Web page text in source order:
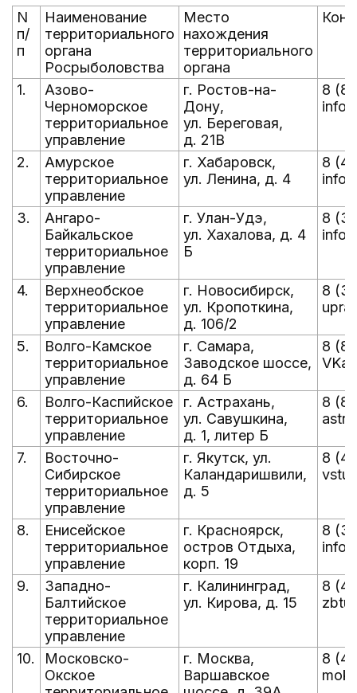
N
п/
п
Наименование
территориального
органа
Росрыболовства
Место
нахождения
территориального
органа
1.
Азово-
Черноморское
территориальное
управление
г. Ростов-на-
Дону,
ул. Береговая,
д. 21В
8
2.
Амурское
территориальное
управление
г. Хабаровск,
ул. Ленина, д. 4
8
3.
Ангаро-
Байкальское
территориальное
управление
г. Улан-Удэ,
ул. Хахалова, д. 4
Б
8
4.
Верхнеобское
территориальное
управление
г. Новосибирск,
ул. Кропоткина,
д. 106/2
8
5.
Волго-Камское
территориальное
управление
г. Самара,
Заводское шоссе,
д. 64 Б
8
6.
Волго-Каспийское
территориальное
управление
г. Астрахань,
ул. Савушкина,
д. 1, литер Б
8
7.
Восточно-
Сибирское
территориальное
управление
г. Якутск, ул.
Каландаришвили,
д. 5
8
8.
Енисейское
территориальное
управление
г. Красноярск,
остров Отдыха,
корп. 19
8
9.
Западно-
Балтийское
территориальное
управление
г. Калининград,
ул. Кирова, д. 15
8
10.
Московско-
Окское
г. Москва,
Варшавское
8